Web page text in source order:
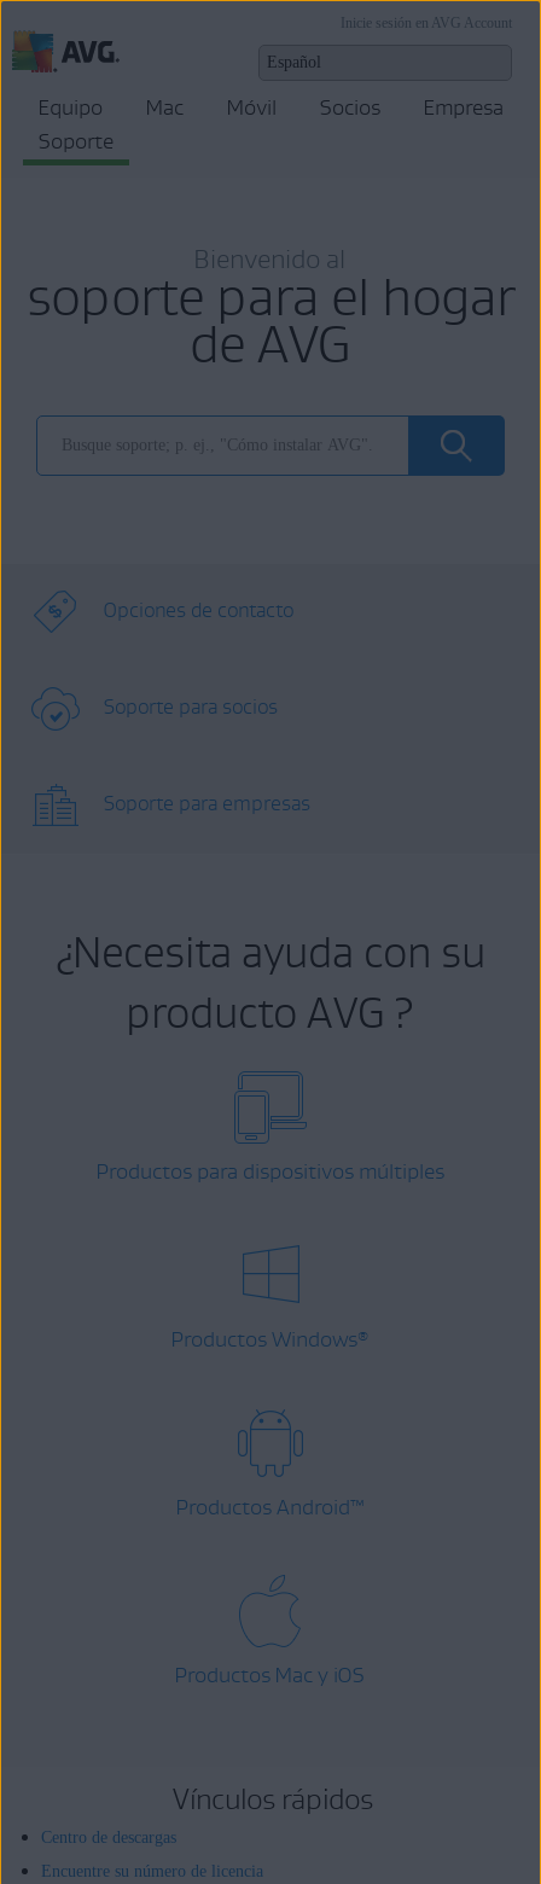
Inicie sesión en AVG Account
Equipo Mac Móvil Socios
Empresa
Soporte
Bienvenido al
soporte para el hogar
de AVG
Opciones de contacto
Soporte para socios
Soporte para empresas
¿Necesita ayuda con su
producto AVG ?
Productos para dispositivos múltiples
Productos Windows®
Productos Android™
Productos Mac y iOS
Vínculos rápidos
Centro de descargas
Encuentre su número de licencia